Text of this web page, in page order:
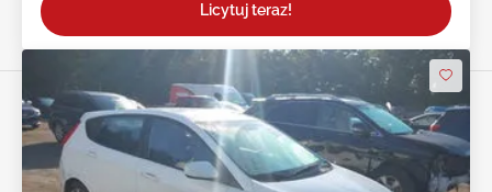
Licytuj teraz!